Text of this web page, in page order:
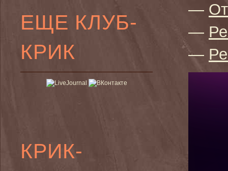
ЕЩЕ КЛУБ-
КРИК
КРИК-
—
—
—